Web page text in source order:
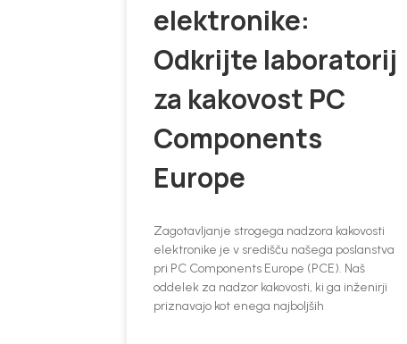
elektronike:
Odkrijte laboratorij
za kakovost PC
Components
Europe
Zagotavljanje strogega nadzora kakovosti
elektronike je v središču našega poslanstva
pri PC Components Europe (PCE). Naš
oddelek za nadzor kakovosti, ki ga inženirji
priznavajo kot enega najboljših